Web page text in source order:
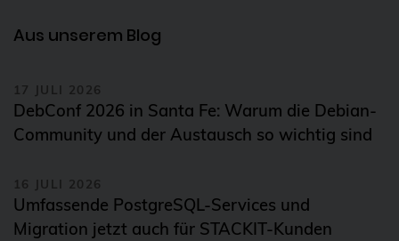
Aus unserem Blog
17 JULI 2026
DebConf 2026 in Santa Fe: Warum die Debian-
Community und der Austausch so wichtig sind
16 JULI 2026
Umfassende PostgreSQL-Services und
Migration jetzt auch für STACKIT-Kunden